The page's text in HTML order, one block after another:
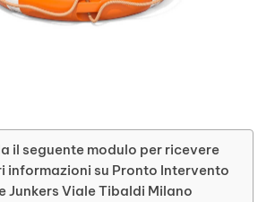
il seguente modulo per ricevere
informazioni su Pronto Intervento
Junkers Viale Tibaldi Milano